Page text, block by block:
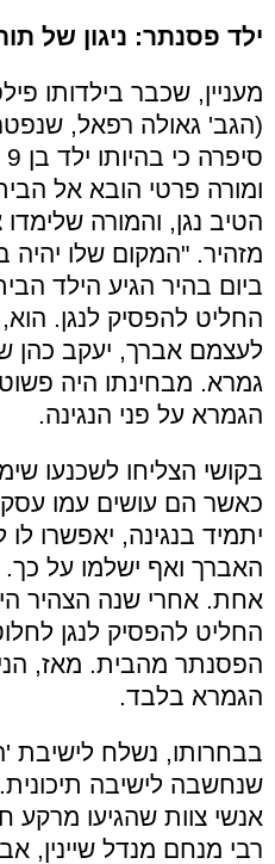
ילד פסנתר: ניגון של
מעניין, שכבר בילדותו
ומורה פרטי הובא אל
הטיב נגן, והמורה שלימדו
מזהיר. "המקום שלו יהיה
ביום בהיר הגיע הילד
החליט להפסיק לנגן.
לעצמם אברך, יעקב כהן
גמרא. מבחינתו היה
הגמרא על פני הנגינה.
בקושי הצליחו לשכנעו
כאשר הם עושים עמו
יתמיד בנגינה, יאפשרו
האברך ואף ישלמו על
החליט להפסיק לנגן
הפסנתר מהבית. מאז,
הגמרא בלבד.
בבחרותו, נשלח לישיבת
שנחשבה לישיבה
אנשי צוות שהגיעו מרקע
רבי מנחם מנדל שיינין,